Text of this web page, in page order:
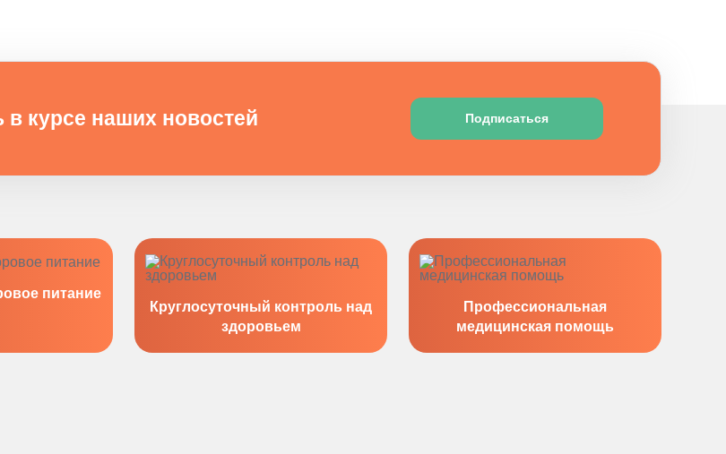
курсе наших новостей Подписаться
питание
Круглосуточный контроль над
здоровьем
Профессиональная
медицинская помощь